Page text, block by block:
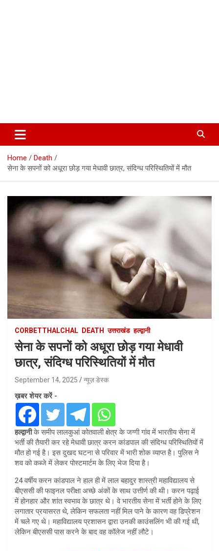
Corbett Halchal (कॉर्बेट हलचल)
Home
Death
सेना के सपनों को अधूरा छोड़ गया मेधावी छात्र, संदिग्ध परिस्थितियों में मौत
CORBETTHALCHAL DEATH उत्तराखंड हल्द्वानी
सेना के सपनों को अधूरा छोड़ गया मेधावी
छात्र, संदिग्ध परिस्थितियों में मौत
September 14, 2025 न्यूज़ डेस्क
ख़बर शेयर करें -
हल्द्वानीके समीप लालकुआं कोतवाली क्षेत्र के जग्गी गांव में भारतीय सेना में
भर्ती की तैयारी कर रहे मेधावी छात्र करन कांडपाल की संदिग्ध परिस्थितियों में
मौत हो गई है। इस दुखद घटना से परिवार में भारी शोक व्याप्त है। पुलिस ने
शव को कब्जे में लेकर पोस्टमार्टम के लिए भेज दिया है।
24 वर्षीय करन कांडपाल ने हाल ही में लाल बहादुर शास्त्री महाविद्यालय से
बीएससी की फाइनल परीक्षा अच्छे अंकों के साथ उत्तीर्ण की थी। करन पढ़ाई
में होनहार और शांत स्वभाव के छात्र थे। वे भारतीय सेना में भर्ती होने के लिए
लगातार प्रयासरत थे, लेकिन सफलता नहीं मिल पाने के कारण वह डिप्रेशन
में चले गए थे। महाविद्यालय प्रशासन द्वारा उनकी काउंसलिंग भी की गई थी,
लेकिन बीएससी पास करने के बाद वह कॉलेज नहीं लौटे।